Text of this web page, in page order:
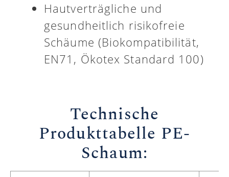
Hautverträgliche und
gesundheitlich risikofreie
Schäume (Biokompatibilität,
EN71, Ökotex Standard 100)
Technische
Produkttabelle PE-
Schaum: